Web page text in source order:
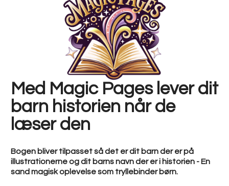
Med Magic Pages lever dit
barn historien når de
læser den
Bogen bliver tilpasset så det er dit barn der er på
illustrationerne og dit barns navn der er i historien - En
sand magisk oplevelse som tryllebinder børn.